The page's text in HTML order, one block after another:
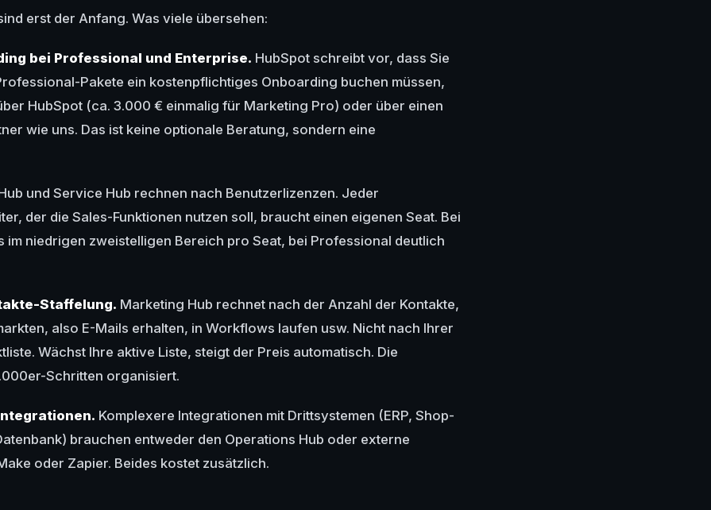
erst der Anfang. Was viele übersehen:
bei Professional und Enterprise. HubSpot schreibt vor, dass Sie
Pakete ein kostenpflichtiges Onboarding buchen müssen,
HubSpot (ca. 3.000 € einmalig für Marketing Pro) oder über einen
wie uns. Das ist keine optionale Beratung, sondern eine
und Service Hub rechnen nach Benutzerlizenzen. Jeder
der die Sales-Funktionen nutzen soll, braucht einen eigenen Seat. Bei
im niedrigen zweistelligen Bereich pro Seat, bei Professional deutlich
Staffelung. Marketing Hub rechnet nach der Anzahl der Kontakte,
also E-Mails erhalten, in Workflows laufen usw. Nicht nach Ihrer
Wächst Ihre aktive Liste, steigt der Preis automatisch. Die
Schritten organisiert.
Komplexere Integrationen mit Drittsystemen (ERP, Shop-
brauchen entweder den Operations Hub oder externe
oder Zapier. Beides kostet zusätzlich.